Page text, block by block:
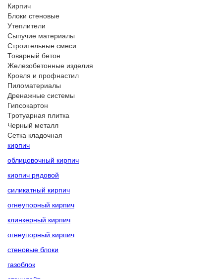
Кирпич
Блоки стеновые
Утеплители
Сыпучие материалы
Строительные смеси
Товарный бетон
Железобетонные изделия
Кровля и профнастил
Пиломатериалы
Дренажные системы
Гипсокартон
Тротуарная плитка
Черный металл
Сетка кладочная
кирпич
облицовочный кирпич
кирпич рядовой
силикатный кирпич
огнеупорный кирпич
клинкерный кирпич
огнеупорный кирпич
стеновые блоки
газоблок